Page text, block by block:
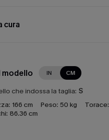
cura
IN CM
che indossa la taglia: S
166 cm Peso: 50 kg Torace:
86.36 cm